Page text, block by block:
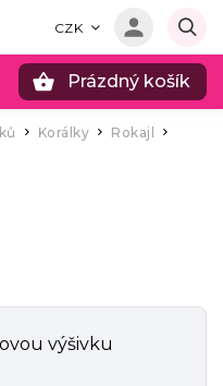
CZK
Prázdný košík
Korálky / Rokajl
/
výšivku